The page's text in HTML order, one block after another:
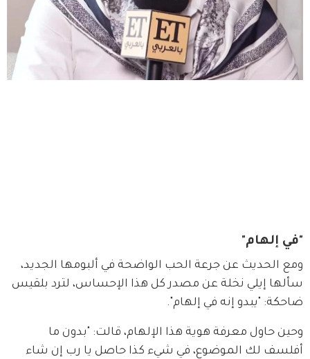
"في إلهام"
ومع الحديث عن جرعة الحب الواضحة في ألبومها الجديد،
سألها إيلي نخلة عن مصدر كل هذا الإحساس، لترد بلقيس
ضاحكة: "يبدو إنه في إلهام".
وحين حاول معرفة هوية هذا الإلهام، قالت: "بدون ما
أفلسف لك الموضوع، في شيء كذا حاصل يا رب إن شاء